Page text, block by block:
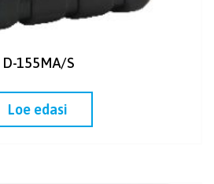
D-155MA/S
Loe edasi